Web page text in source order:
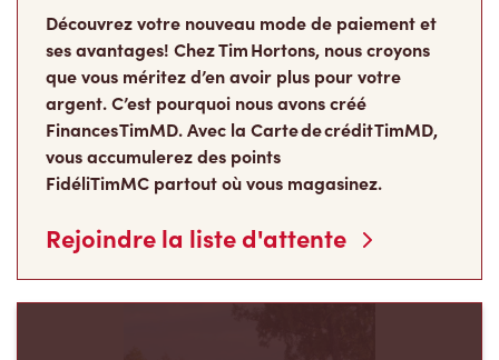
Découvrez votre nouveau mode de paiement et
ses avantages! Chez Tim Hortons, nous croyons
que vous méritez d’en avoir plus pour votre
argent. C’est pourquoi nous avons créé
Finances TimMD. Avec la Carte de crédit TimMD,
vous accumulerez des points
FidéliTimMC partout où vous magasinez.
Rejoindre la liste d'attente